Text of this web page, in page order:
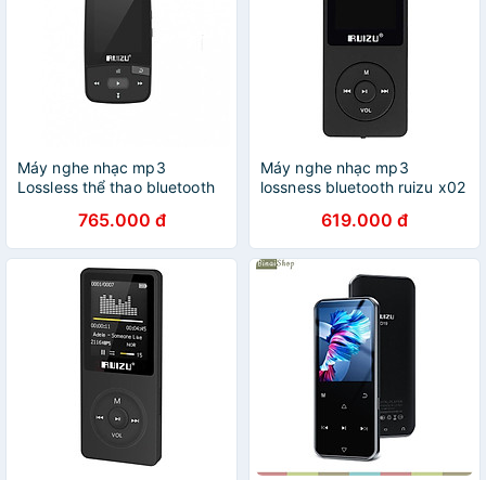
Máy nghe nhạc mp3
Lossless thể thao bluetooth
Nhập Khẩu765.000 đ
Máy nghe nhạc mp3
lossness bluetooth ruizu x02
619.000 đ